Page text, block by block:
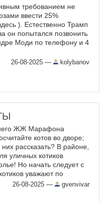
требованием не
ввести 25%
). Естественно Трамп
он попытался позвонить
Моди по телефону и 4
26-08-2025 — kolybanov
ЖЖ Марафона
котов во дворе;
рассказать? В районе,
уличных котиков
Но начать следует с
уважают по
причинам.
много. ...
26-08-2025 — gvenvivar